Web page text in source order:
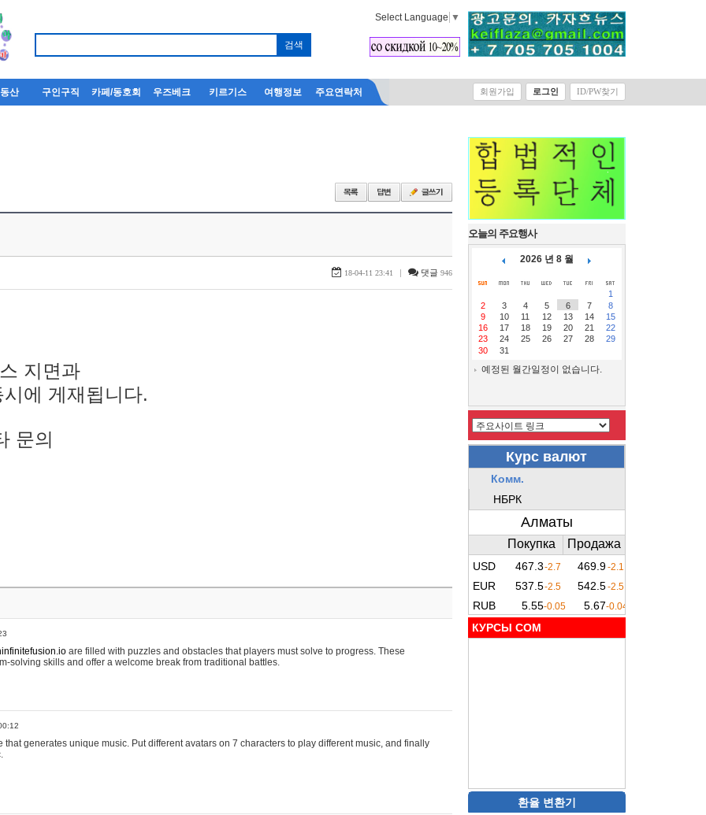
Select Language ▼
산 구인구직 카페/동호회 우즈베크 키르기스 여행정보 주요연락처 회원가입 로그인 ID/PW찾기
18-04-11 23:41 | 댓글 946
지면과
에 게재됩니다.
문의
are filled with puzzles and obstacles that players must solve to progress. These
solving skills and offer a welcome break from traditional battles.
that generates unique music. Put different avatars on 7 characters to play different music, and finally
오늘의 주요행사
2026 년 8 월
1
2
3 4 5 6 7
8
9
10 11 12 13 14
15
16
17 18 19 20 21
22
23
24 25 26 27 28
29
30
31
예정된 월간일정이 없습니다.
КУРСЫ COM
환율 변환기